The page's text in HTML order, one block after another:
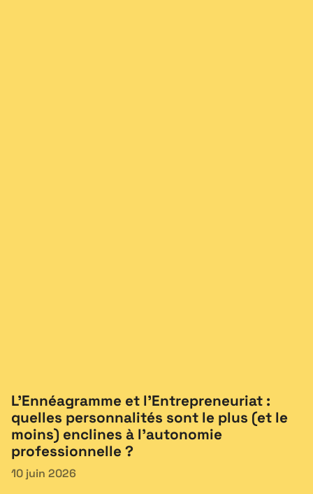
L’Ennéagramme et l’Entrepreneuriat :
quelles personnalités sont le plus (et le
moins) enclines à l’autonomie
professionnelle ?
10 juin 2026